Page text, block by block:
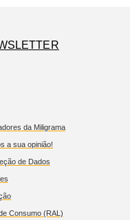
da Miligrama
a sua opinião!
de Dados
Consumo (RAL)